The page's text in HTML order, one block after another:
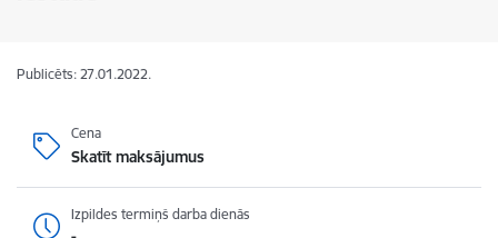
Publicēts: 27.01.2022.
Cena
Skatīt maksājumus
Izpildes termiņš darba dienās